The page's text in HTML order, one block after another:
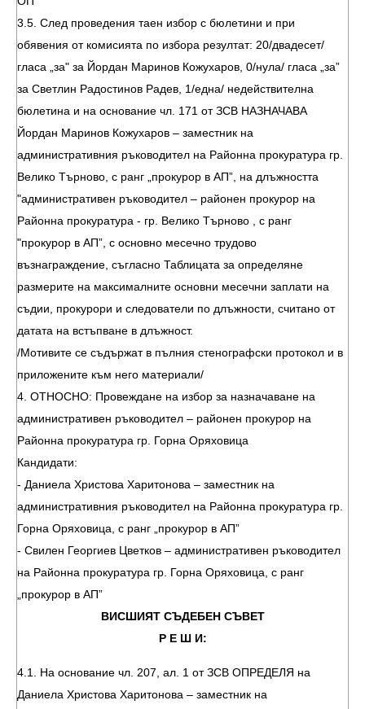
3.5. След проведения таен избор с бюлетини и при
обявения от комисията по избора резултат: 20/двадесет/
гласа „за" за Йордан Маринов Кожухаров, 0/нула/ гласа „за”
за Светлин Радостинов Радев, 1/една/ недействителна
бюлетина и на основание чл. 171 от ЗСВ НАЗНАЧАВА
Йордан Маринов Кожухаров – заместник на
административния ръководител на Районна прокуратура гр.
Велико Търново, с ранг „прокурор в АП”, на длъжността
"административен ръководител – районен прокурор на
Районна прокуратура - гр. Велико Търново , с ранг
"прокурор в АП”, с основно месечно трудово
възнаграждение, съгласно Таблицата за определяне
размерите на максималните основни месечни заплати на
съдии, прокурори и следователи по длъжности, считано от
датата на встъпване в длъжност.
/Мотивите се съдържат в пълния стенографски протокол и в
приложените към него материали/
4. ОТНОСНО: Провеждане на избор за назначаване на
административен ръководител – районен прокурор на
Районна прокуратура гр. Горна Оряховица
Кандидати:
- Даниела Христова Харитонова – заместник на
административния ръководител на Районна прокуратура гр.
Горна Оряховица, с ранг „прокурор в АП”
- Свилен Георгиев Цветков – административен ръководител
на Районна прокуратура гр. Горна Оряховица, с ранг
„прокурор в АП”
ВИСШИЯТ СЪДЕБЕН СЪВЕТ
Р Е Ш И:
4.1. На основание чл. 207, ал. 1 от ЗСВ ОПРЕДЕЛЯ на
Даниела Христова Харитонова – заместник на